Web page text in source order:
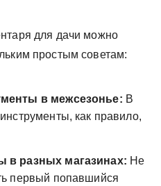
для дачи можно
простым советам:
в межсезонье: В
как правило,
в разных магазинах: Не
первый попавшийся